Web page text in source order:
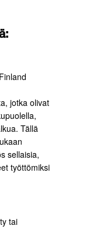
jotka olivat
Tällä
sellaisia,
työttömiksi
tai